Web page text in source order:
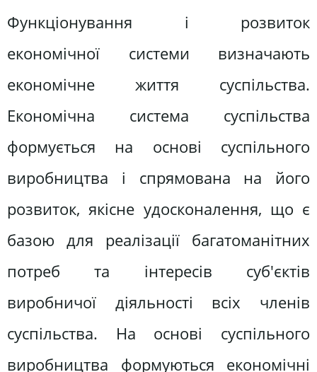
Функціонування і розвиток
економічної системи визначають
економічне життя суспільства.
Економічна система суспільства
формується на основі суспільного
виробництва і спрямована на його
розвиток, якісне удосконалення, що є
базою для реалізації багатоманітних
потреб та інтересів суб'єктів
виробничої діяльності всіх членів
суспільства. На основі суспільного
виробництва формуються економічні